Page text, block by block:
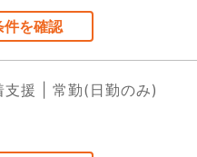
件を確認
援 | 常勤(日勤のみ)